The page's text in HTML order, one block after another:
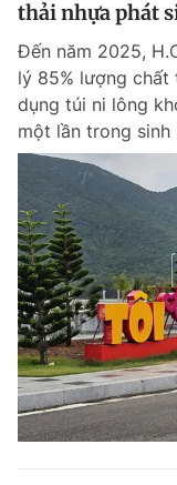
thải nhựa phát
Đến năm 2025,
lý 85% lượng chất
dụng túi ni lông
một lần trong sinh